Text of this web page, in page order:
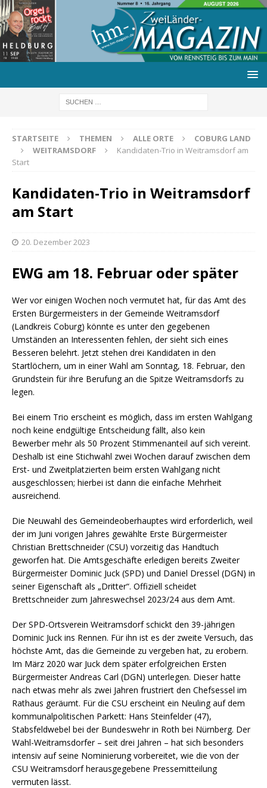
STARTSEITE THEMEN ALLE ORTE
COBURG LAND
WEITRAMSDORF
Kandidaten-Trio in Weitramsdorf am
Start
Kandidaten-Trio in Weitramsdorf
am Start
20. Dezember 2023
EWG am 18. Februar oder später
Wer vor einigen Wochen noch vermutet hat, für das Amt des
Ersten Bürgermeisters in der Gemeinde Weitramsdorf
(Landkreis Coburg) könnte es unter den gegebenen
Umständen an Interessenten fehlen, der sieht sich eines
Besseren belehrt. Jetzt stehen drei Kandidaten in den
Startlöchern, um in einer Wahl am Sonntag, 18. Februar, den
Grundstein für ihre Berufung an die Spitze Weitramsdorfs zu
legen.
Bei einem Trio erscheint es möglich, dass im ersten Wahlgang
noch keine endgültige Entscheidung fällt, also kein
Bewerber mehr als 50 Prozent Stimmenanteil auf sich vereint.
Deshalb ist eine Stichwahl zwei Wochen darauf zwischen dem
Erst- und Zweitplatzierten beim ersten Wahlgang nicht
ausgeschlossen; hierbei ist dann die einfache Mehrheit
ausreichend.
Die Neuwahl des Gemeindeoberhauptes wird erforderlich, weil
der im Juni vorigen Jahres gewählte Erste Bürgermeister
Christian Brettschneider (CSU) vorzeitig das Handtuch
geworfen hat. Die Amtsgeschäfte erledigen bereits Zweiter
Bürgermeister Dominic Juck (SPD) und Daniel Dressel (DGN) in
seiner Eigenschaft als „Dritter“. Offiziell scheidet
Brettschneider zum Jahreswechsel 2023/24 aus dem Amt.
Der SPD-Ortsverein Weitramsdorf schickt den 39-jährigen
Dominic Juck ins Rennen. Für ihn ist es der zweite Versuch, das
höchste Amt, das die Gemeinde zu vergeben hat, zu erobern.
Im März 2020 war Juck dem später erfolgreichen Ersten
Bürgermeister Andreas Carl (DGN) unterlegen. Dieser hatte
nach etwas mehr als zwei Jahren frustriert den Chefsessel im
Rathaus geräumt. Für die CSU erscheint ein Neuling auf dem
kommunalpolitischen Parkett: Hans Steinfelder (47),
Stabsfeldwebel bei der Bundeswehr in Roth bei Nürnberg. Der
Wahl-Weitramsdorfer – seit drei Jahren – hat sich besonders
intensiv auf seine Nominierung vorbereitet, wie die von der
CSU Weitramsdorf herausgegebene Pressemitteilung
vermuten lässt.